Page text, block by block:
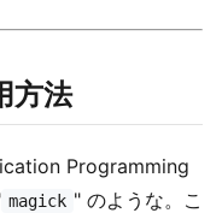
方法
Programming
magick " のような。こ